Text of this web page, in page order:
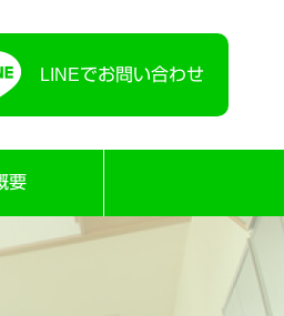
LINEでお問い合わせ
要